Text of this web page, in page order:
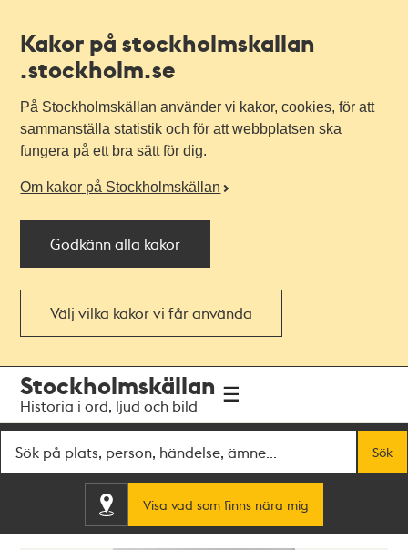
Kakor på stockholmskallan
.stockholm.se
På Stockholmskällan använder vi kakor, cookies, för att
sammanställa statistik och för att webbplatsen ska
fungera på ett bra sätt för dig.
Om kakor på Stockholmskällan
Godkänn alla kakor
Välj vilka kakor vi får använda
navigationen
huvudinnehållet
Stockholmskällan
Historia i ord, ljud och bild
Sök
Visa vad som finns nära mig